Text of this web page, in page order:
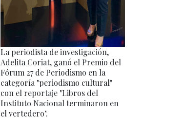
La periodista de investigación,
Adelita Coriat, ganó el Premio del
Fórum 27 de Periodismo en la
categoría "periodismo cultural"
con el reportaje "Libros del
Instituto Nacional terminaron en
el vertedero".